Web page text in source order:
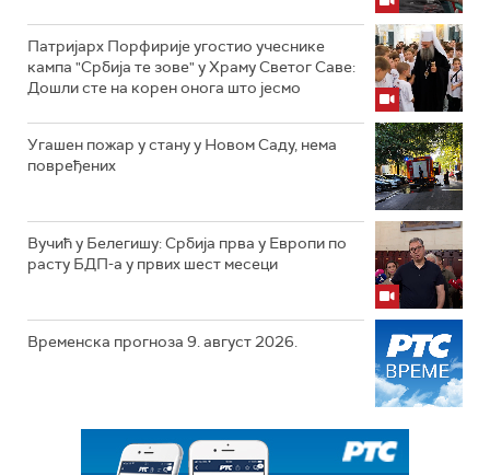
Патријарх Порфирије угостио учеснике
кампа "Србија те зове" у Храму Светог Саве:
Дошли сте на корен онога што јесмо
Угашен пожар у стану у Новом Саду, нема
повређених
Вучић у Белегишу: Србија прва у Европи по
расту БДП-а у првих шест месеци
Временска прогноза 9. август 2026.